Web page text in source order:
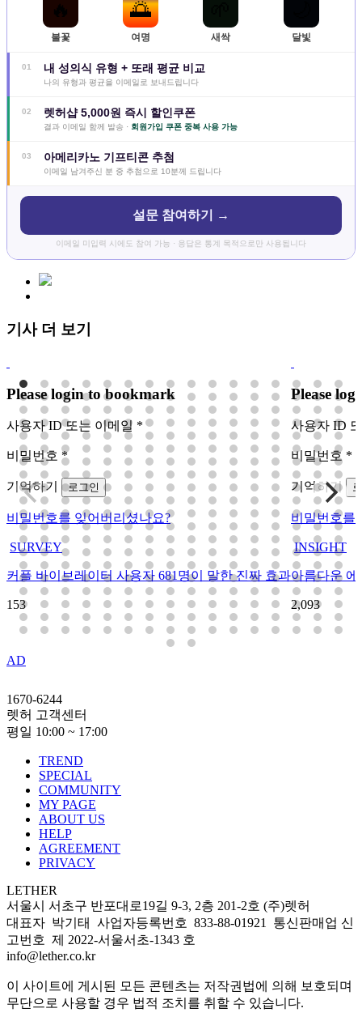
🔥
불꽃
🌅
여명 새싹 달빛
01 내 성의식 유형 + 또래 평균 비교
나의 유형과 평균을 이메일로 보내드립니다
02 렛허샵 5,000원 즉시 할인쿠폰
결과 이메일 함께 발송 · 회원가입 쿠폰 중복 사용 가능
03 아메리카노 기프티콘 추첨
이메일 남겨주신 분 중 추첨으로 10분께 드립니다
설문 참여하기 →
이메일 미입력 시에도 참여 가능 · 응답은 통계 목적으로만 사용됩니다
기사 더 보기
Please login to bookmark
사용자 ID 또는 이메일 *
비밀번호 *
기억하기 로그인
비밀번호를 잊어버리셨나요?
SURVEY
커플 바이브레이터 사용자 681명이 말한 진짜 효과
153
Please
사용자 ID
비밀번호 *
기억하기
비밀번호를
INSIGHT
아름다운
2,093
AD
1670-6244
렛허 고객센터
평일 10:00 ~ 17:00
TREND
SPECIAL
COMMUNITY
MY PAGE
ABOUT US
HELP
AGREEMENT
PRIVACY
LETHER
서울시 서초구 반포대로19길 9-3, 2층 201-2호 (주)렛허
대표자 박기태 사업자등록번호 833-88-01921 통신판매업 신
고번호 제 2022-서울서초-1343 호
info@lether.co.kr
이 사이트에 게시된 모든 콘텐츠는 저작권법에 의해 보호되며
무단으로 사용할 경우 법적 조치를 취할 수 있습니다.